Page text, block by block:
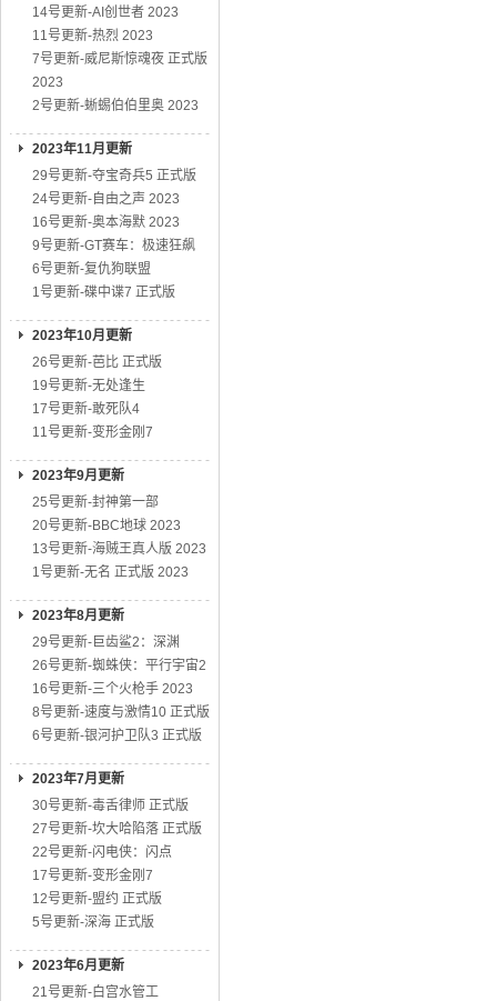
14号更新-AI创世者 2023
11号更新-热烈 2023
7号更新-威尼斯惊魂夜 正式版
2023
2号更新-蜥蜴伯伯里奥 2023
2023年11月更新
29号更新-夺宝奇兵5 正式版
24号更新-自由之声 2023
16号更新-奥本海默 2023
9号更新-GT赛车：极速狂飙
6号更新-复仇狗联盟
1号更新-碟中谍7 正式版
2023年10月更新
26号更新-芭比 正式版
19号更新-无处逢生
17号更新-敢死队4
11号更新-变形金刚7
2023年9月更新
25号更新-封神第一部
20号更新-BBC地球 2023
13号更新-海贼王真人版 2023
1号更新-无名 正式版 2023
2023年8月更新
29号更新-巨齿鲨2：深渊
26号更新-蜘蛛侠：平行宇宙2
16号更新-三个火枪手 2023
8号更新-速度与激情10 正式版
6号更新-银河护卫队3 正式版
2023年7月更新
30号更新-毒舌律师 正式版
27号更新-坎大哈陷落 正式版
22号更新-闪电侠：闪点
17号更新-变形金刚7
12号更新-盟约 正式版
5号更新-深海 正式版
2023年6月更新
21号更新-白宫水管工